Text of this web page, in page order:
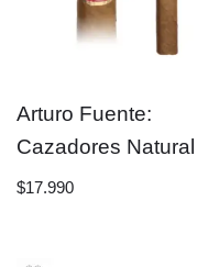
Arturo Fuente:
Cazadores Natural
$17.990